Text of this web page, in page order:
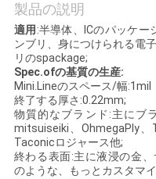
絡
し
な
さ
い
製品の説明
適用 :半導体、ICのパッケー
ンブリ、身につけられる電
リのspackage;
Spec.ofの基質の生産:
Mini.Lineのスペース/幅:1mil
終了する厚さ:0.22mm;
物質的なブランド:主にブラ
mitsuiseiki、OhmegaPly、
Taconicロジャース他;
終わる表面:主に液浸の金
のような、もっとカスタマ